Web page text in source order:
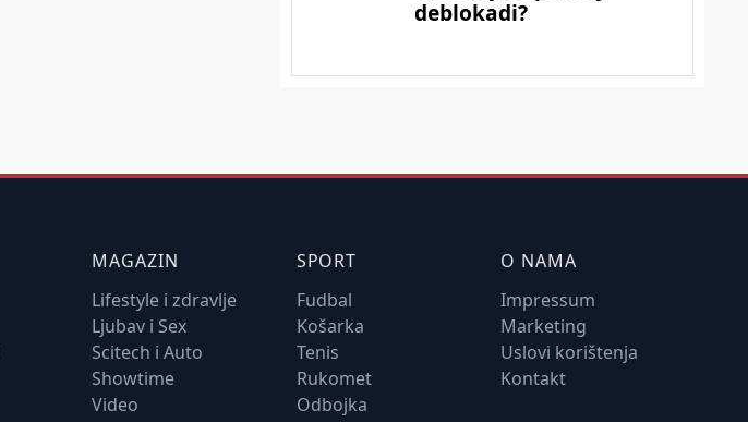
MAGAZIN
Lifestyle i zdravlje
Ljubav i Sex
Scitech i Auto
Showtime
Video
SPORT
Fudbal
Košarka
Tenis
Rukomet
Odbojka
O NAMA
Impressum
Marketing
Uslovi korištenja
Kontakt